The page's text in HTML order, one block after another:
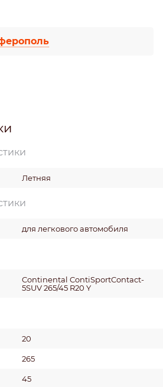
Летняя
для легкового автомобиля
Continental ContiSportContact-
5SUV 265/45 R20 Y
20
265
45